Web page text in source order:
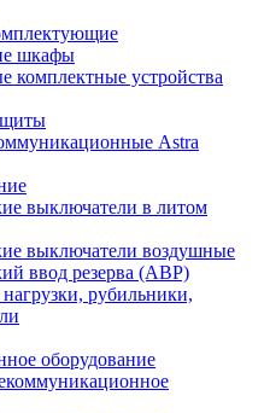
шкафы
комплектные устройства
щиты
Astra
выключатели в литом
выключатели воздушные
ввод резерва (АВР)
рубильники,
оборудование